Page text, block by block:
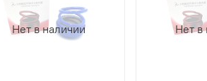
Нет в наличии Нет в